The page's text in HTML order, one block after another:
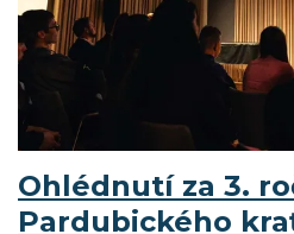
Ohlédnutí za 3.
Pardubického